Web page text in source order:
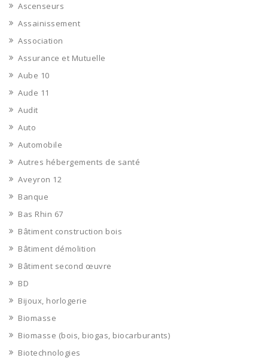
Ascenseurs
Assainissement
Association
Assurance et Mutuelle
Aube 10
Aude 11
Audit
Auto
Automobile
Autres hébergements de santé
Aveyron 12
Banque
Bas Rhin 67
Bâtiment construction bois
Bâtiment démolition
Bâtiment second œuvre
BD
Bijoux, horlogerie
Biomasse
Biomasse (bois, biogas, biocarburants)
Biotechnologies